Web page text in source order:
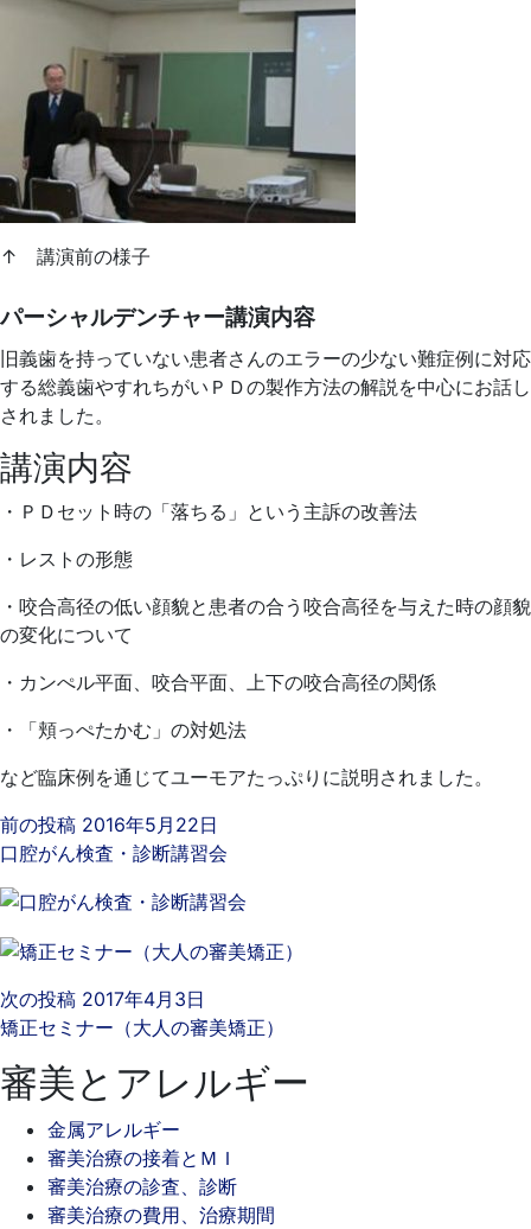
ク
↑ 講演前の様子
パーシャルデンチャー講演内容
旧義歯を持っていない患者さんのエラーの少ない難症例に対応
する総義歯やすれちがいＰＤの製作方法の解説を中心にお話し
されました。
講演内容
・ＰＤセット時の「落ちる」という主訴の改善法
・レストの形態
・咬合高径の低い顔貌と患者の合う咬合高径を与えた時の顔貌
の変化について
・カンぺル平面、咬合平面、上下の咬合高径の関係
・「頬っぺたかむ」の対処法
など臨床例を通じてユーモアたっぷりに説明されました。
前の投稿 2016年5月22日
口腔がん検査・診断講習会
次の投稿 2017年4月3日
矯正セミナー（大人の審美矯正）
審美とアレルギー
金属アレルギー
審美治療の接着とＭＩ
審美治療の診査、診断
審美治療の費用、治療期間